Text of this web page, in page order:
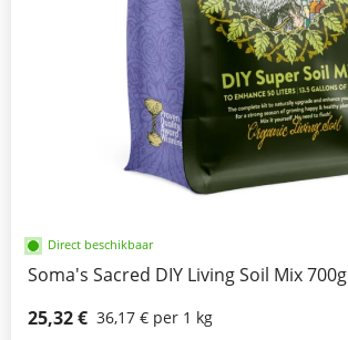
Direct beschikbaar
Soma's Sacred DIY Living Soil Mix 700g
25,32 € 36,17 € per 1 kg